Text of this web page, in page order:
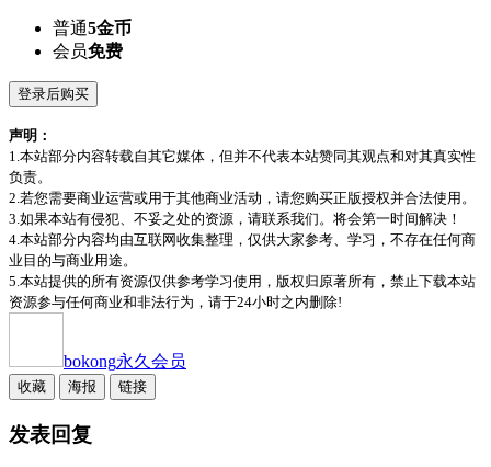
普通5金币
会员免费
登录后购买
声明：
1.本站部分内容转载自其它媒体，但并不代表本站赞同其观点和对其真实性
负责。
2.若您需要商业运营或用于其他商业活动，请您购买正版授权并合法使用。
3.如果本站有侵犯、不妥之处的资源，请联系我们。将会第一时间解决！
4.本站部分内容均由互联网收集整理，仅供大家参考、学习，不存在任何商
业目的与商业用途。
5.本站提供的所有资源仅供参考学习使用，版权归原著所有，禁止下载本站
资源参与任何商业和非法行为，请于24小时之内删除!
bokong永久会员
收藏 海报 链接
发表回复